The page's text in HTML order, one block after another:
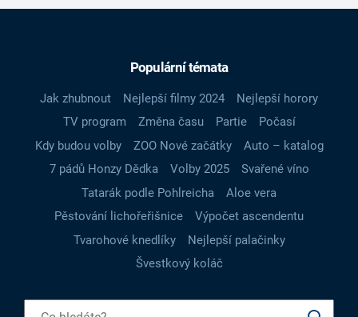
Populární témata
Jak zhubnout Nejlepší filmy 2024
Nejlepší horory
TV program
Změna času Partie
Počasí
Kdy budou volby
ZOO Nové začátky
Auto – katalog
7 pádů Honzy Dědka
Volby 2025
Svařené víno
Tatarák podle Pohlreicha
Aloe vera
Pěstování lichořeřišnice
Výpočet ascendentu
Tvarohové knedlíky
Nejlepší palačinky
Švestkový koláč